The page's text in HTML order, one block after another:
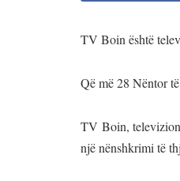
TV Boin është
Që më 28 Nëntor
TV Boin,
një nënshkrimi të